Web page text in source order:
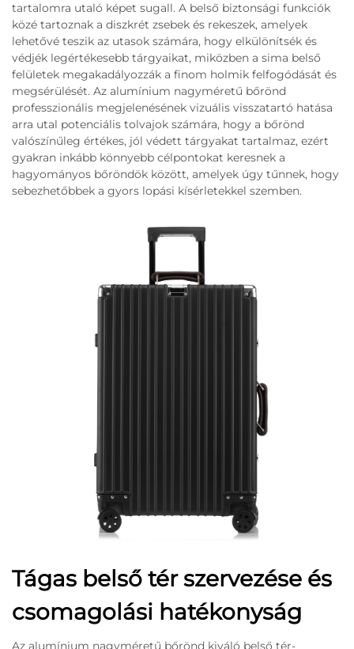
tartalomra utaló képet sugall. A belső biztonsági funkciók
közé tartoznak a diszkrét zsebek és rekeszek, amelyek
lehetővé teszik az utasok számára, hogy elkülönítsék és
védjék legértékesebb tárgyaikat, miközben a sima belső
felületek megakadályozzák a finom holmik felfogódását és
megsérülését. Az alumínium nagyméretű bőrönd
professzionális megjelenésének vizuális visszatartó hatása
arra utal potenciális tolvajok számára, hogy a bőrönd
valószínűleg értékes, jól védett tárgyakat tartalmaz, ezért
gyakran inkább könnyebb célpontokat keresnek a
hagyományos bőröndök között, amelyek úgy tűnnek, hogy
sebezhetőbbek a gyors lopási kísérletekkel szemben.
Tágas belső tér szervezése és
csomagolási hatékonyság
Az alumínium nagyméretű bőrönd kiváló belső tér-